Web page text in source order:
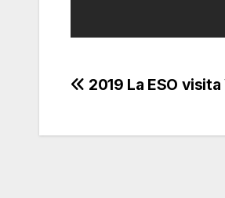
Navegación
2019 La ESO